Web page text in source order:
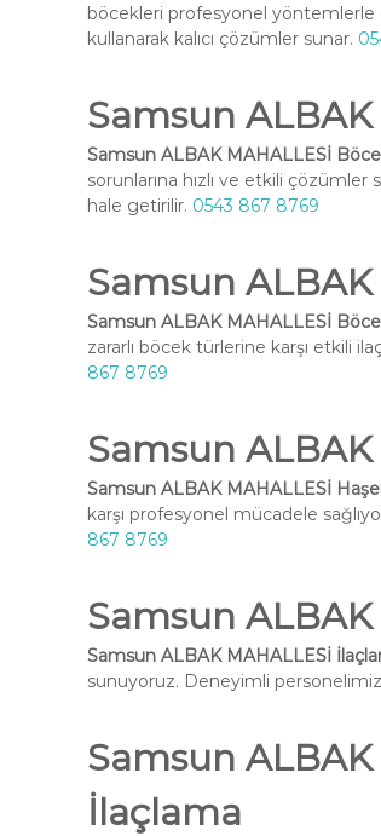
böcekleri profesyonel yöntemlerle
kullanarak kalıcı çözümler sunar.
Samsun
Samsun ALBAK MAHALLESİ
sorunlarına hızlı ve etkili
hale getirilir. 0543 867 8769
Samsun
Samsun ALBAK MAHALLESİ
zararlı böcek türlerine karşı etkili
867 8769
Samsun
Samsun ALBAK MAHALLESİ
karşı profesyonel mücadele
867 8769
Samsun
Samsun ALBAK MAHALLESİ
sunuyoruz. Deneyimli
Samsun
İlaçlama